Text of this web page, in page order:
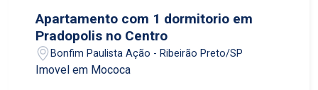
Apartamento com 1 dormitorio em
Pradopolis no Centro
Bonfim Paulista Ação - Ribeirão Preto/SP
Imovel em Mococa